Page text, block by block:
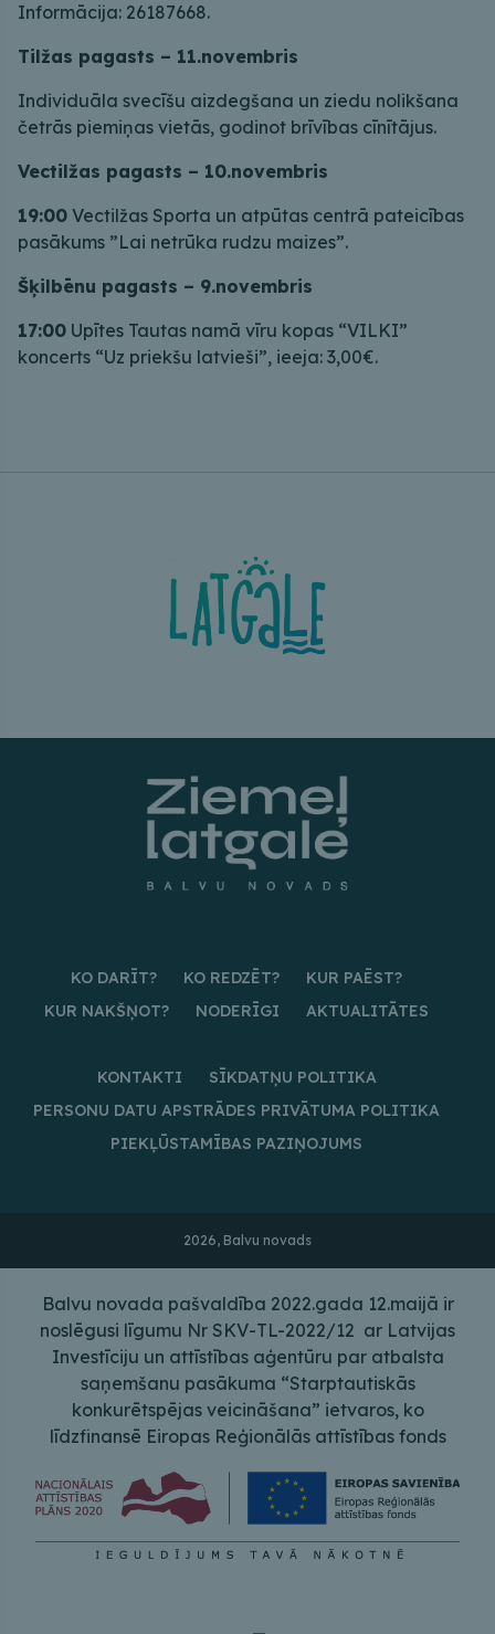
Informācija: 26187668.
Tilžas pagasts – 11.novembris
Individuāla svecīšu aizdegšana un ziedu nolikšana
četrās piemiņas vietās, godinot brīvības cīnītājus.
Vectilžas pagasts – 10.novembris
19:00 Vectilžas Sporta un atpūtas centrā pateicības
pasākums ”Lai netrūka rudzu maizes”.
Šķilbēnu pagasts – 9.novembris
17:00 Upītes Tautas namā vīru kopas “VILKI”
koncerts “Uz priekšu latvieši”, ieeja: 3,00€.
KO DARĪT? KO REDZĒT?
KUR PAĒST?
KUR NAKŠŅOT?
NODERĪGI AKTUALITĀTES
KONTAKTI
SĪKDATŅU POLITIKA
PERSONU DATU APSTRĀDES PRIVĀTUMA POLITIKA
PIEKĻŪSTAMĪBAS PAZIŅOJUMS
2026, Balvu novads
Balvu novada pašvaldība 2022.gada 12.maijā ir
noslēgusi līgumu Nr SKV-TL-2022/12 ar Latvijas
Investīciju un attīstības aģentūru par atbalsta
saņemšanu pasākuma “Starptautiskās
konkurētspējas veicināšana” ietvaros, ko
līdzfinansē Eiropas Reģionālās attīstības fonds